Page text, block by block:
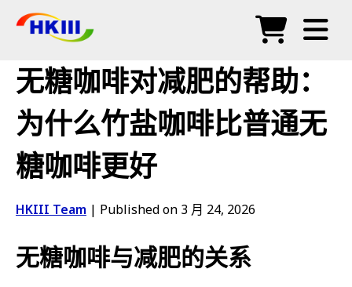
常见问题
博客
授权代理
商店
无糖咖啡对减肥的帮助：
为什么竹盐咖啡比普通无
糖咖啡更好
HKIII Team | Published on 3 月 24, 2026
无糖咖啡与减肥的关系